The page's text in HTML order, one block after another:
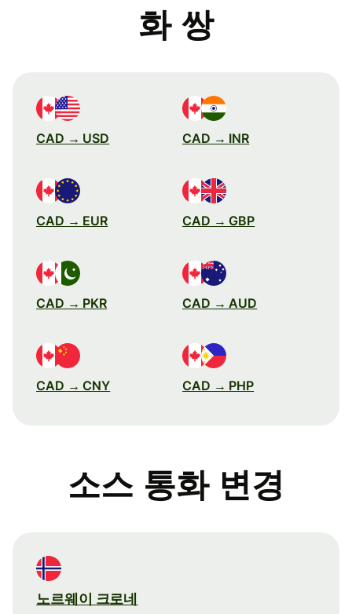
화 쌍
CAD → USD CAD → INR
CAD → EUR CAD → GBP
CAD → PKR CAD → AUD
CAD → CNY CAD → PHP
소스 통화 변경
노르웨이 크로네